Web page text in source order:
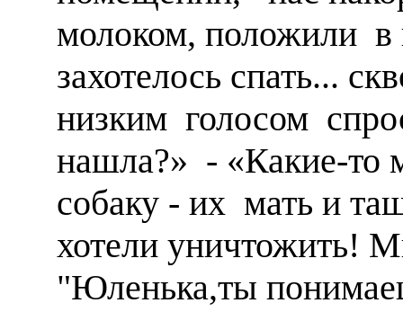
молоком, положили в
захотелось спать...
низким голосом
нашла?» - «Какие-то
собаку - их мать и
хотели уничтожить!
"Юленька,ты